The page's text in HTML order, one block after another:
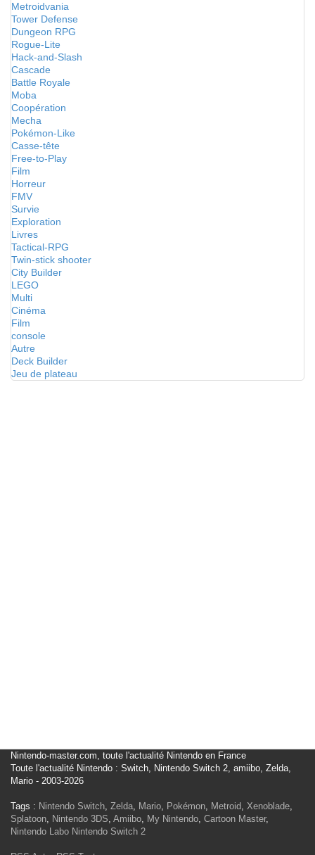
Metroidvania
Tower Defense
Dungeon RPG
Rogue-Lite
Hack-and-Slash
Cascade
Battle Royale
Moba
Coopération
Mecha
Pokémon-Like
Casse-tête
Free-to-Play
Film
Horreur
FMV
Survie
Exploration
Livres
Tactical-RPG
Twin-stick shooter
City Builder
LEGO
Multi
Cinéma
Film
console
Autre
Deck Builder
Jeu de plateau
Nintendo-master.com, toute l'actualité Nintendo en France
Toute l'actualité Nintendo : Switch, Nintendo Switch 2, amiibo, Zelda,
Mario - 2003-2026
Tags : Nintendo Switch, Zelda, Mario, Pokémon, Metroid, Xenoblade,
Splatoon, Nintendo 3DS, Amiibo, My Nintendo, Cartoon Master,
Nintendo Labo Nintendo Switch 2